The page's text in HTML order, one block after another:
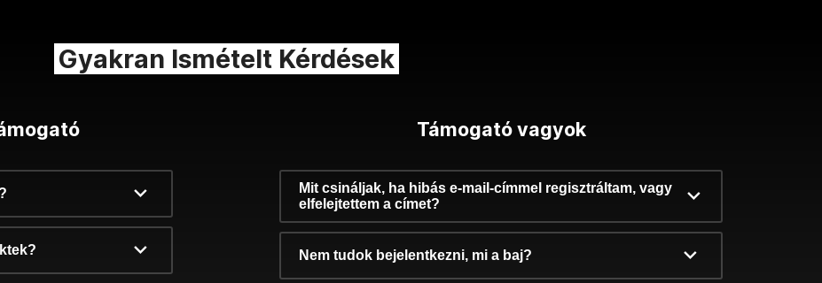
Gyakran Ismételt Kérdések
Támogató vagyok
Mit csináljak, ha hibás e-mail-címmel regisztráltam, vagy
elfelejtettem a címet?
Nem tudok bejelentkezni, mi a baj?